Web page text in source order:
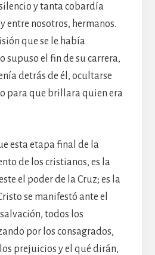
y tanta cobardía
entre nosotros, hermanos.
que se le había
supuso el fin de su carrera,
detrás de él, ocultarse
para que brillara quien era
esta etapa final de la
de los cristianos, es la
el poder de la Cruz; es la
se manifestó ante el
todos los
por los consagrados,
prejuicios y el qué dirán,